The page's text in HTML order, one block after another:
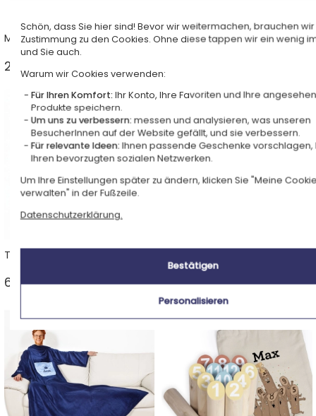
Mousepads
20 Ideen ab 12,90 € >
Zippo®-Feuerzeuge
Trophäen
6 Ideen ab 21,90 € > 17 Ideen ab 10,90 € >
Schön, dass Sie hier sind! Bevor wir weitermachen, brauchen wir
Zustimmung zu den Cookies. Ohne diese tappen wir ein wenig
und Sie auch.
Warum wir Cookies verwenden:
Für Ihren Komfort: Ihr Konto, Ihre Favoriten und Ihre
Produkte speichern.
Um uns zu verbessern: messen und analysieren, was unseren
BesucherInnen auf der Website gefällt, und sie verbessern.
Für relevante Ideen: Ihnen passende Geschenke vorschlagen,
Ihren bevorzugten sozialen Netzwerken.
Um Ihre Einstellungen später zu ändern, klicken Sie "Meine
verwalten" in der Fußzeile.
Datenschutzerklärung.
Bestätigen
Personalisieren